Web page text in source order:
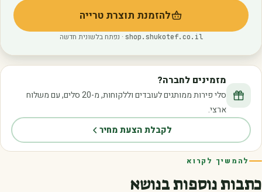
להזמנת תוצרת טרייה
(נפתח בלשונית חדשה)
shop.shukotef.co.il · נפתח בלשונית חדשה
מזמינים לחברה?
סלי פירות ממותגים לעובדים וללקוחות, מ-20 סלים, עם משלוח
ארצי.
לקבלת הצעת מחיר
להמשיך לקרוא
כתבות נוספות בנושא